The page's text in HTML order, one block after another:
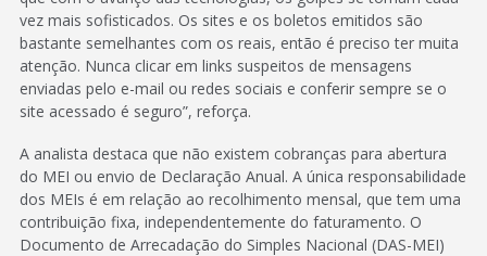
vez mais sofisticados. Os sites e os boletos emitidos são
bastante semelhantes com os reais, então é preciso ter muita
atenção. Nunca clicar em links suspeitos de mensagens
enviadas pelo e-mail ou redes sociais e conferir sempre se o
site acessado é seguro”, reforça.
A analista destaca que não existem cobranças para abertura
do MEI ou envio de Declaração Anual. A única responsabilidade
dos MEIs é em relação ao recolhimento mensal, que tem uma
contribuição fixa, independentemente do faturamento. O
Documento de Arrecadação do Simples Nacional (DAS-MEI)